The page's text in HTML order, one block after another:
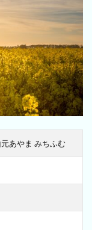
あやま みちふむ